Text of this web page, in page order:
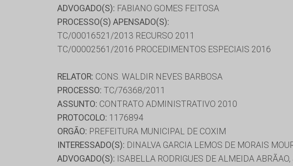
ADVOGADO(S): FABIANO GOMES FEITOSA
PROCESSO(S) APENSADO(S):
TC/00016521/2013 RECURSO 2011
TC/00002561/2016 PROCEDIMENTOS ESPECIAIS 2016
RELATOR: CONS. WALDIR NEVES BARBOSA
PROCESSO: TC/76368/2011
ASSUNTO: CONTRATO ADMINISTRATIVO 2010
PROTOCOLO: 1176894
ORGÃO: PREFEITURA MUNICIPAL DE COXIM
INTERESSADO(S): DINALVA GARCIA LEMOS DE MORAIS
ADVOGADO(S): ISABELLA RODRIGUES DE ALMEIDA